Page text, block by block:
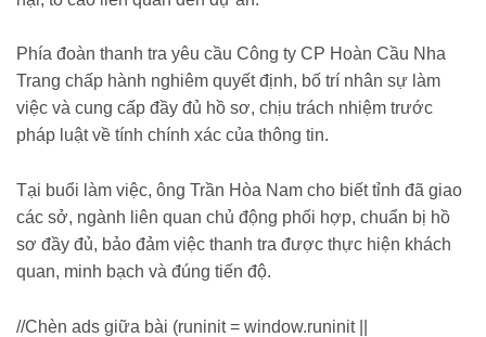
Phía đoàn thanh tra yêu cầu Công ty CP Hoàn Cầu Nha
Trang chấp hành nghiêm quyết định, bố trí nhân sự làm
việc và cung cấp đầy đủ hồ sơ, chịu trách nhiệm trước
pháp luật về tính chính xác của thông tin.
Tại buổi làm việc, ông Trần Hòa Nam cho biết tỉnh đã giao
các sở, ngành liên quan chủ động phối hợp, chuẩn bị hồ
sơ đầy đủ, bảo đảm việc thanh tra được thực hiện khách
quan, minh bạch và đúng tiến độ.
//Chèn ads giữa bài (runinit = window.runinit ||